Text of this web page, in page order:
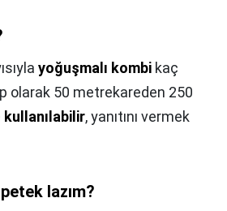
yoğuşmalı kombi kaç
olarak 50 metrekareden 250
kullanılabilir, yanıtını vermek
lazım?